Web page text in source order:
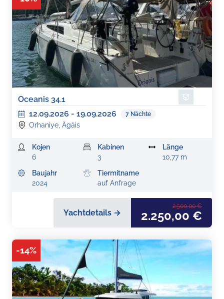
Oceanis 34.1
12.09.2026 - 19.09.2026 7 Nächte
Orhaniye, Ägäis
Kojen
6
Kabinen
3
Länge
10,77 m
Baujahr
2024
Tiermitname
auf Anfrage
Yachtdetails →
2.500,00 €
2.250,00 €
-14%